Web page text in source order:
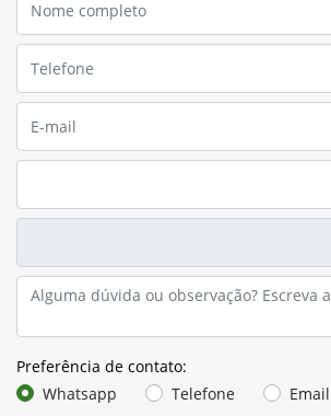
Preferência de contato:
Whatsapp
Telefone Email